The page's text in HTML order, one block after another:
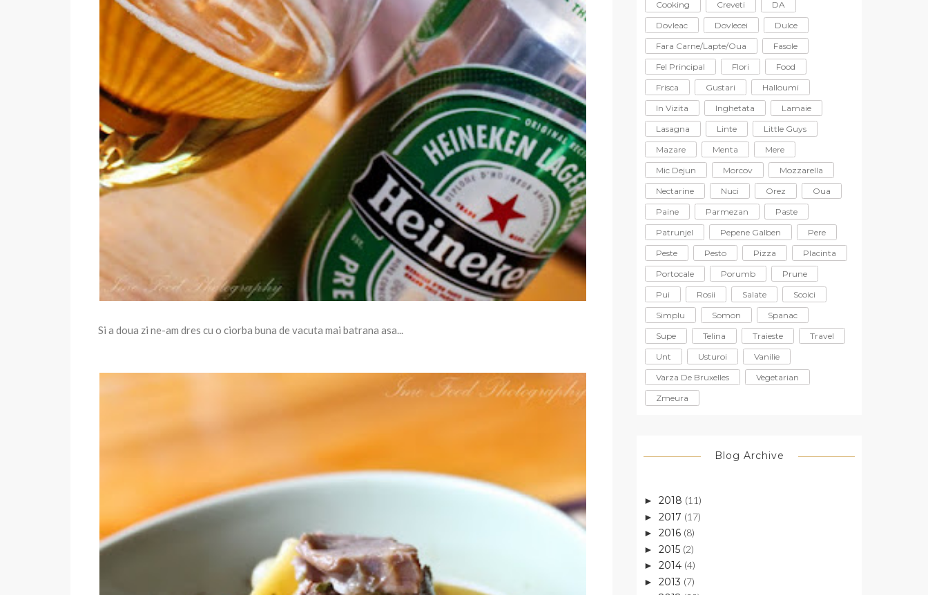
Si a doua zi ne-am dres cu o ciorba buna de vacuta mai batrana asa...
Cooking
Creveti
DA
Dovleac
Dovlecei
Dulce
Fara Carne/lapte/oua
Fasole
Fel Principal
Flori
Food
Frisca
Gustari
Halloumi
In Vizita
Inghetata
Lamaie
Lasagna
Linte
Little Guys
Mazare
Menta
Mere
Mic Dejun
Morcov
Mozzarella
Nectarine
Nuci Orez
Oua
Paine
Parmezan
Paste
Patrunjel
Pepene Galben
Pere
Peste
Pesto Pizza
Placinta
Portocale
Porumb
Prune
Pui
Rosii Salate
Scoici
Simplu
Somon
Spanac
Supe
Telina Traieste
Travel
Unt
Usturoi
Vanilie
Varza De Bruxelles
Vegetarian
Zmeura
Blog Archive
► 2018 (11)
► 2017 (17)
► 2016 (8)
► 2015 (2)
► 2014 (4)
► 2013 (7)